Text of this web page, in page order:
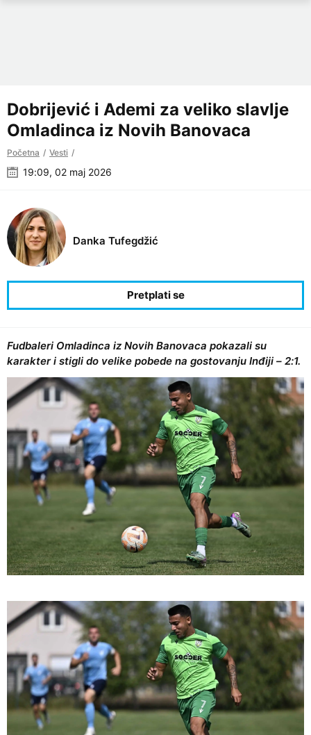
Dobrijević i Ademi za veliko slavlje
Omladinca iz Novih Banovaca
Početna Vesti
19:09, 02 maj 2026
Danka Tufegdžić
Fudbaleri Omladinca iz Novih Banovaca pokazali su
karakter i stigli do velike pobede na gostovanju Inđiji – 2:1.